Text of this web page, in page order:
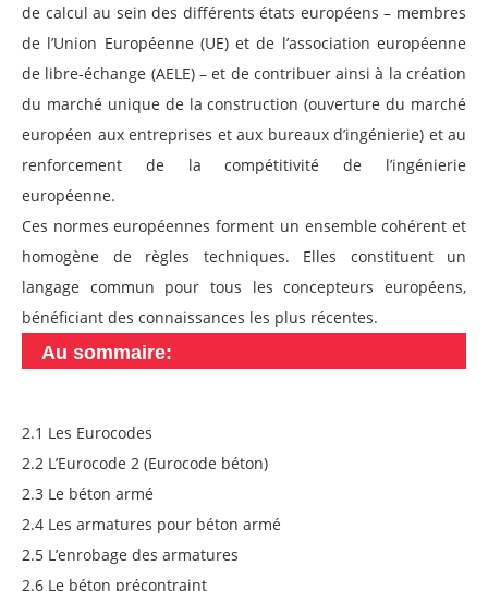
de calcul au sein des différents états européens – membres
de l’Union Européenne (UE) et de l’association européenne
de libre-échange (AELE) – et de contribuer ainsi à la création
du marché unique de la construction (ouverture du marché
européen aux entreprises et aux bureaux d’ingénierie) et au
renforcement de la compétitivité de l’ingénierie
européenne.
Ces normes européennes forment un ensemble cohérent et
homogène de règles techniques. Elles constituent un
langage commun pour tous les concepteurs européens,
bénéficiant des connaissances les plus récentes.
Au sommaire:
2.1 Les Eurocodes
2.2 L’Eurocode 2 (Eurocode béton)
2.3 Le béton armé
2.4 Les armatures pour béton armé
2.5 L’enrobage des armatures
2.6 Le béton précontraint